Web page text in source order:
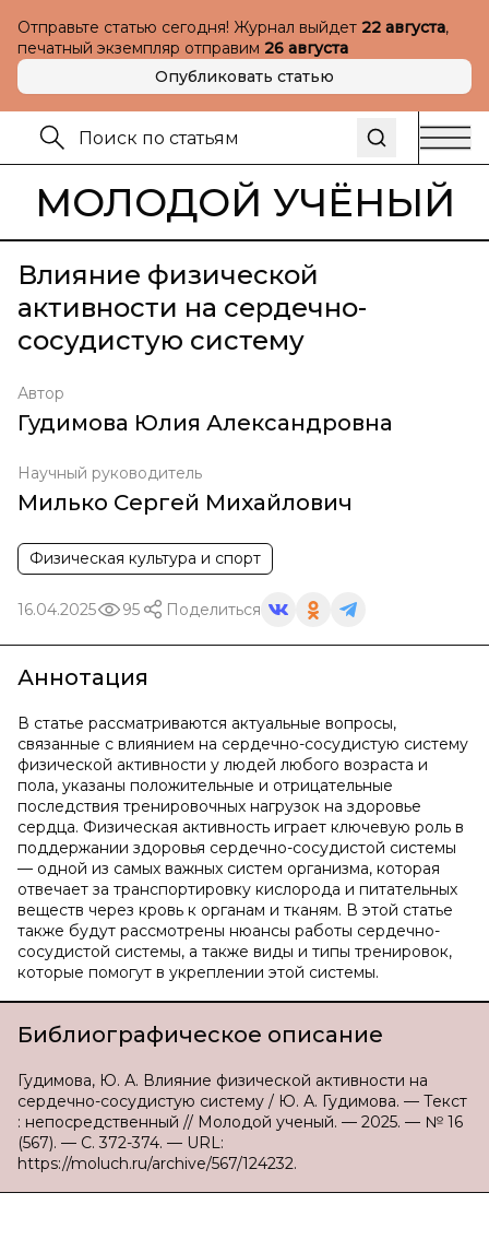
Отправьте статью сегодня! Журнал выйдет 22 августа,
печатный экземпляр отправим 26 августа
Опубликовать статью
МОЛОДОЙ УЧЁНЫЙ
Влияние физической
активности на сердечно-
сосудистую систему
Автор
Гудимова Юлия Александровна
Научный руководитель
Милько Сергей Михайлович
Физическая культура и спорт
16.04.2025 95 Поделиться
Аннотация
В статье рассматриваются актуальные вопросы,
связанные с влиянием на сердечно-сосудистую систему
физической активности у людей любого возраста и
пола, указаны положительные и отрицательные
последствия тренировочных нагрузок на здоровье
сердца. Физическая активность играет ключевую роль в
поддержании здоровья сердечно-сосудистой системы
— одной из самых важных систем организма, которая
отвечает за транспортировку кислорода и питательных
веществ через кровь к органам и тканям. В этой статье
также будут рассмотрены нюансы работы сердечно-
сосудистой системы, а также виды и типы тренировок,
которые помогут в укреплении этой системы.
Библиографическое описание
Гудимова, Ю. А. Влияние физической активности на
сердечно-сосудистую систему / Ю. А. Гудимова. — Текст
: непосредственный // Молодой ученый. — 2025. — № 16
(567). — С. 372-374. — URL:
https://moluch.ru/archive/567/124232.